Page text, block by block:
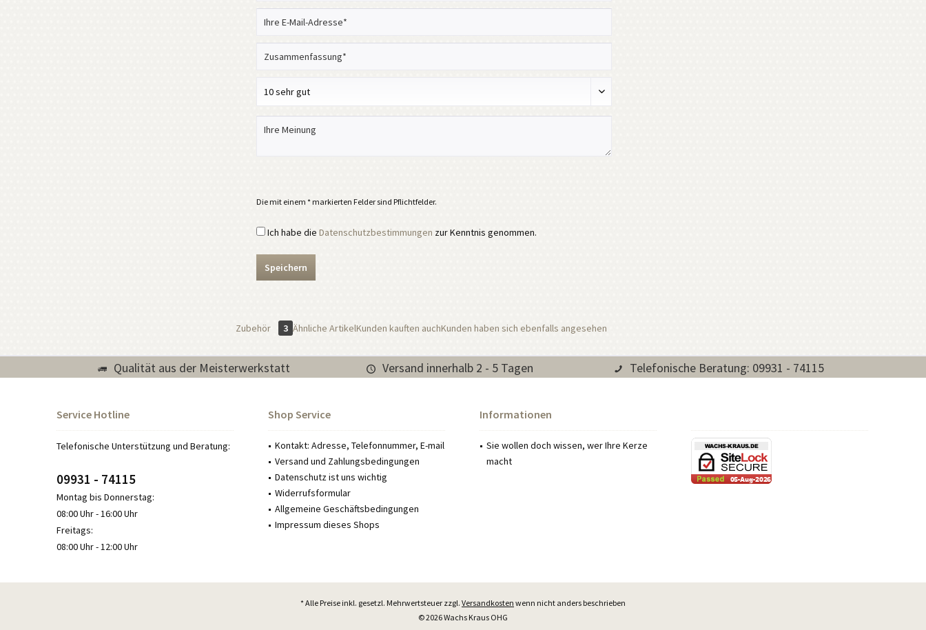
Die mit einem * markierten Felder sind Pflichtfelder.
Ich habe die Datenschutzbestimmungen zur Kenntnis genommen.
Speichern
Zubehör 3 Ähnliche ArtikelKunden kauften auchKunden haben sich ebenfalls angesehen
Qualität aus der Meisterwerkstatt Versand innerhalb 2 - 5 Tagen Telefonische Beratung: 09931 - 74115
Service Hotline
Telefonische Unterstützung und Beratung:
09931 - 74115
Montag bis Donnerstag:
08:00 Uhr - 16:00 Uhr
Freitags:
08:00 Uhr - 12:00 Uhr
Shop Service
Kontakt: Adresse, Telefonnummer, E-mail
Versand und Zahlungsbedingungen
Datenschutz ist uns wichtig
Widerrufsformular
Allgemeine Geschäftsbedingungen
Impressum dieses Shops
Informationen
Sie wollen doch wissen, wer Ihre Kerze
macht
* Alle Preise inkl. gesetzl. Mehrwertsteuer zzgl. Versandkosten wenn nicht anders beschrieben
© 2026 Wachs Kraus OHG